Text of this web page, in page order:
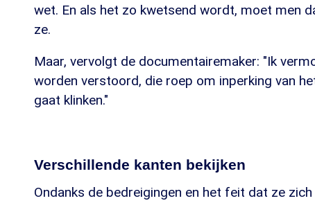
wet. En als het zo kwetsend wordt, moet men
ze.
Maar, vervolgt de documentairemaker: "Ik
worden verstoord, die roep om inperking van
gaat klinken."
Verschillende kanten bekijken
Ondanks de bedreigingen en het feit dat ze